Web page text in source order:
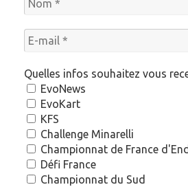
Quelles infos souhaitez vous
EvoNews
EvoKart
KFS
Challenge Minarelli
Championnat de France
Défi France
Championnat du Sud